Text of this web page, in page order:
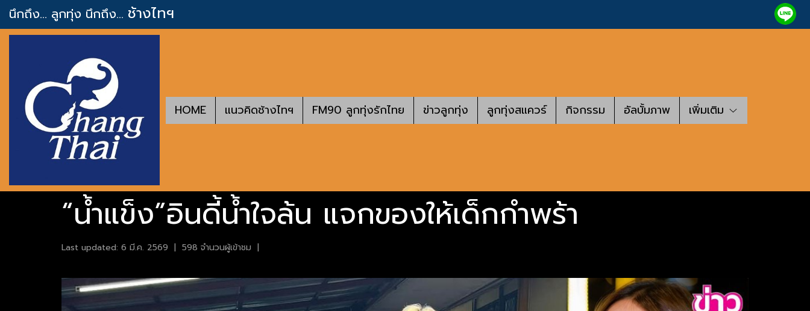
นึกถึง... ลูกทุ่ง นึกถึง... ช้างไทฯ
HOME แนวคิดช้างไทฯ FM90 ลูกทุ่งรักไทย ข่าวลูกทุ่ง ลูกทุ่งสแควร์ กิจกรรม อัลบั้มภาพ เพิ่มเติม
“น้ำแข็ง”อินดี้น้ำใจล้น แจกของให้เด็กกำพร้า
Last updated: 6 มี.ค. 2569 | 598 จำนวนผู้เข้าชม |